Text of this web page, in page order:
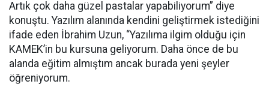
Artık çok daha güzel pastalar yapabiliyorum” diye
konuştu. Yazılım alanında kendini geliştirmek istediğini
ifade eden İbrahim Uzun, “Yazılıma ilgim olduğu için
KAMEK’in bu kursuna geliyorum. Daha önce de bu
alanda eğitim almıştım ancak burada yeni şeyler
öğreniyorum.